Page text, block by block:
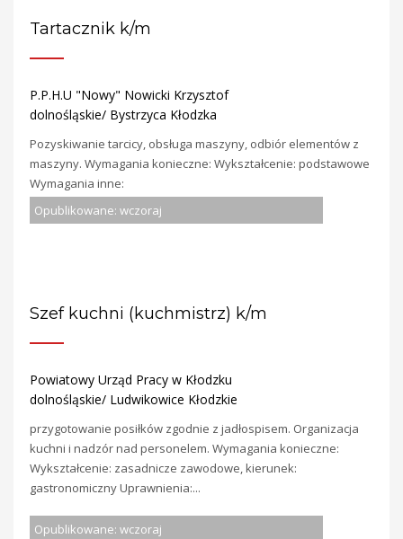
Tartacznik k/m
P.P.H.U "Nowy" Nowicki Krzysztof
dolnośląskie/ Bystrzyca Kłodzka
Pozyskiwanie tarcicy, obsługa maszyny, odbiór elementów z
maszyny. Wymagania konieczne: Wykształcenie: podstawowe
Wymagania inne:
Opublikowane: wczoraj
Szef kuchni (kuchmistrz) k/m
Powiatowy Urząd Pracy w Kłodzku
dolnośląskie/ Ludwikowice Kłodzkie
przygotowanie posiłków zgodnie z jadłospisem. Organizacja
kuchni i nadzór nad personelem. Wymagania konieczne:
Wykształcenie: zasadnicze zawodowe, kierunek:
gastronomiczny Uprawnienia:...
Opublikowane: wczoraj